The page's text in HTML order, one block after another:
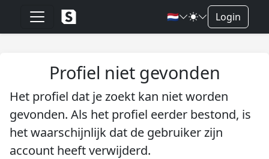
🇳🇱 Login
Profiel niet gevonden
Het profiel dat je zoekt kan niet worden
gevonden. Als het profiel eerder bestond, is
het waarschijnlijk dat de gebruiker zijn
account heeft verwijderd.